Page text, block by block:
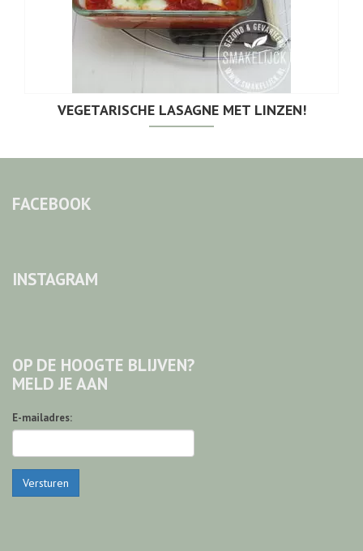
VEGETARISCHE LASAGNE MET LINZEN!
FACEBOOK
INSTAGRAM
OP DE HOOGTE BLIJVEN?
MELD JE AAN
E-mailadres:
Versturen